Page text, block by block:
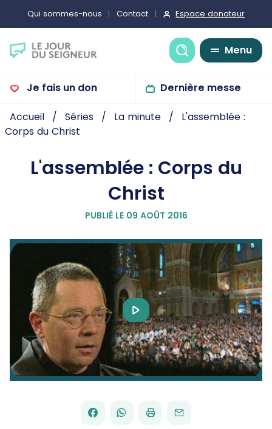
Qui sommes-nous Contact Espace donateur
Recherche
Menu
Je fais un don Dernière messe
Accueil Séries La minute
L'assemblée :
Corps du Christ
L'assemblée : Corps du
Christ
PUBLIÉ LE 09 AOÛT 2016
Play
Video
PARTAGER
FACEBOOK
PARTAGER
WHATSAPP
IMPRIMERENVOYER
PAR
EMAIL